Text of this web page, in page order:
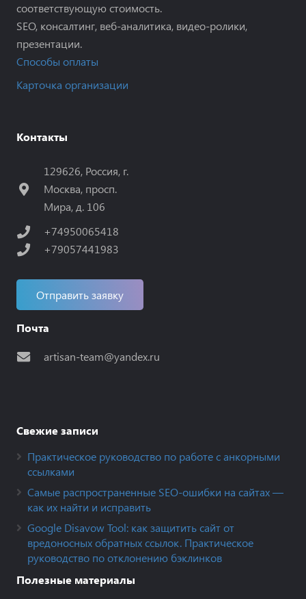
соответствующую стоимость.
SEO, консалтинг, веб-аналитика, видео-ролики,
презентации.
Способы оплаты
Карточка организации
Контакты
129626, Россия, г.
Москва, просп.
Мира, д. 106
+74950065418
+79057441983
Отправить заявку
Почта
artisan-team@yandex.ru
Свежие записи
Практическое руководство по работе с анкорными
ссылками
Самые распространенные SEO-ошибки на сайтах —
как их найти и исправить
Google Disavow Tool: как защитить сайт от
вредоносных обратных ссылок. Практическое
руководство по отклонению бэклинков
Полезные материалы